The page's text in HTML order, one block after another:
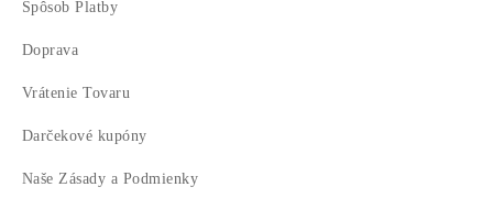
Spôsob Platby
Doprava
Vrátenie Tovaru
Darčekové kupóny
Naše Zásady a Podmienky